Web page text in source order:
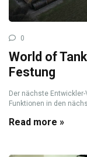
0
World of
Festung
Der nächste
Funktionen in den
Read more »